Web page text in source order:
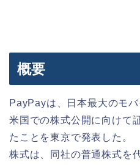
概要
PayPayは、日本最大のモ
米国での株式公開に向けて
たことを東京で発表した。
株式は、同社の普通株式を